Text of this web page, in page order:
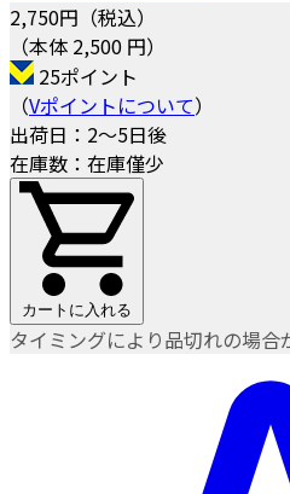
2,750円（税込）
（本体 2,500 円）
25ポイント
（Vポイントについて）
出荷日：2～5日後
在庫数：在庫僅少
カートに入れる
タイミングにより品切れの場合